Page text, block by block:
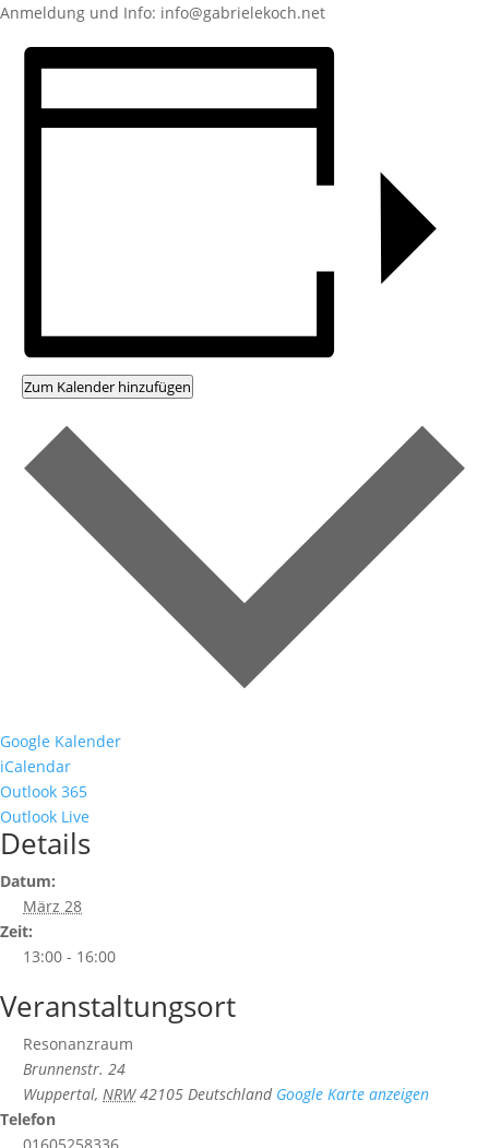
Anmeldung und Info: info@gabrielekoch.net
Zum Kalender hinzufügen
Google Kalender
iCalendar
Outlook 365
Outlook Live
Details
Datum:
März 28
Zeit:
13:00 - 16:00
Veranstaltungsort
Resonanzraum
Brunnenstr. 24
Wuppertal, NRW 42105 Deutschland Google Karte anzeigen
Telefon